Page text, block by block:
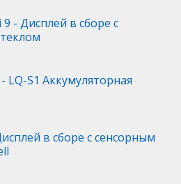
9 - Дисплей в сборе с
LQ-S1 Аккумуляторная
в сборе с сенсорным